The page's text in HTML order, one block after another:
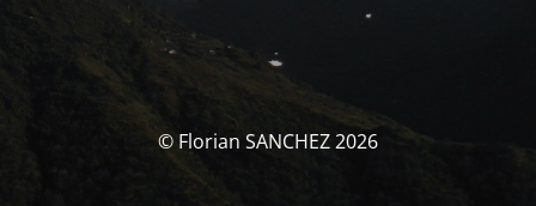
© Florian SANCHEZ 2026